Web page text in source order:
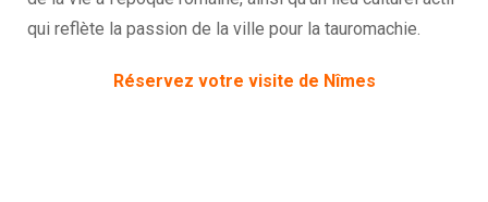
qui reflète la passion de la ville pour la tauromachie.
Réservez votre visite de Nîmes